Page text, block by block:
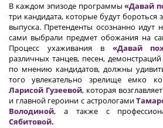
В каждом эпизоде программы«Давай
три кандидата, которые будут бороться
выпуска. Претенденты осознанно идут
сами выбрали предмет обожания на
Процесс ухаживания в «Давай
различных танцев, песен,
по мнению кандидатов, должны
того увлекательно зрелище емко
Ларисой Гузеевой, которая
и главной героини с астрологами
Володиной, а также с
Сябитовой.